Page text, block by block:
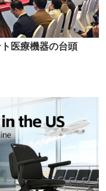
医療機器の台頭